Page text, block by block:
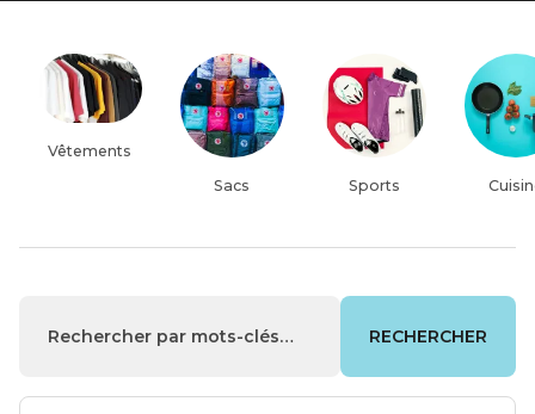
Vêtements
Sacs
Sports
RECHERCHER